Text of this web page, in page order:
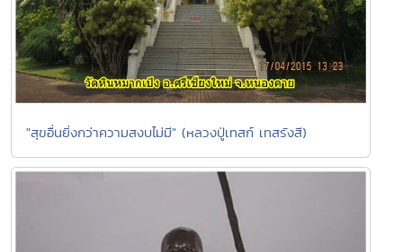
"สุขอื่นยิ่งกว่าความสงบไม่มี" (หลวงปู่เทสก์ เทสรังสี)